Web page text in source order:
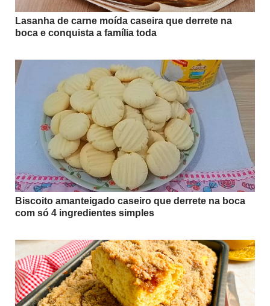
Lasanha de carne moída caseira que derrete na
boca e conquista a família toda
Biscoito amanteigado caseiro que derrete na boca
com só 4 ingredientes simples